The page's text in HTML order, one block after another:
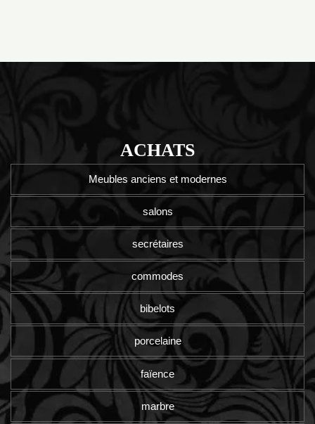
ACHATS
Meubles anciens et modernes
salons
secrétaires
commodes
bibelots
porcelaine
faïence
marbre